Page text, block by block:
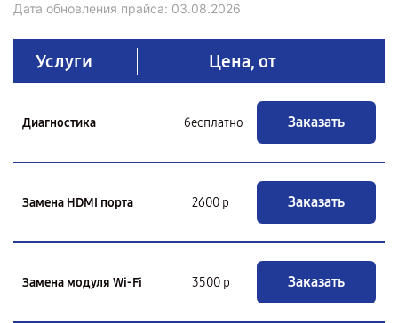
Дата обновления прайса: 03.08.2026
Услуги Цена, от
Диагностика бесплатно Заказать
Замена HDMI порта 2600 р Заказать
Замена модуля Wi-Fi 3500 р Заказать